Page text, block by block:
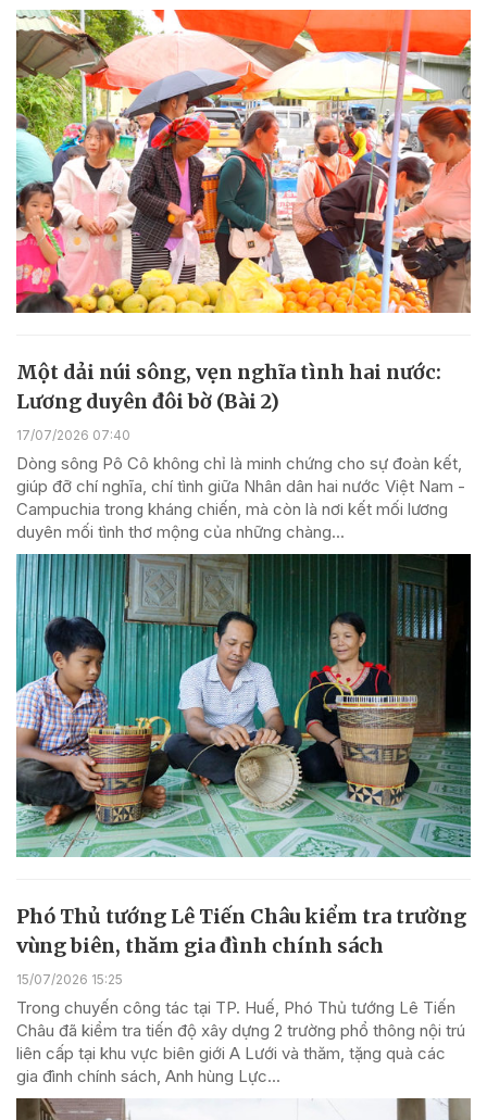
Một dải núi sông, vẹn nghĩa tình hai nước:
Lương duyên đôi bờ (Bài 2)
17/07/2026 07:40
Dòng sông Pô Cô không chỉ là minh chứng cho sự đoàn kết,
giúp đỡ chí nghĩa, chí tình giữa Nhân dân hai nước Việt Nam -
Campuchia trong kháng chiến, mà còn là nơi kết mối lương
duyên mối tình thơ mộng của những chàng...
Phó Thủ tướng Lê Tiến Châu kiểm tra trường
vùng biên, thăm gia đình chính sách
15/07/2026 15:25
Trong chuyến công tác tại TP. Huế, Phó Thủ tướng Lê Tiến
Châu đã kiểm tra tiến độ xây dựng 2 trường phổ thông nội trú
liên cấp tại khu vực biên giới A Lưới và thăm, tặng quà các
gia đình chính sách, Anh hùng Lực...